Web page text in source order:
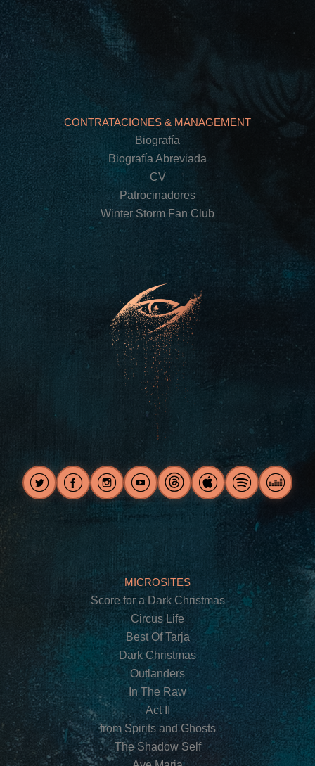
CONTRATACIONES & MANAGEMENT
Biografía
Biografía Abreviada
CV
Patrocinadores
Winter Storm Fan Club
MICROSITES
Score for a Dark Christmas
Circus Life
Best Of Tarja
Dark Christmas
Outlanders
In The Raw
Act II
from Spirits and Ghosts
The Shadow Self